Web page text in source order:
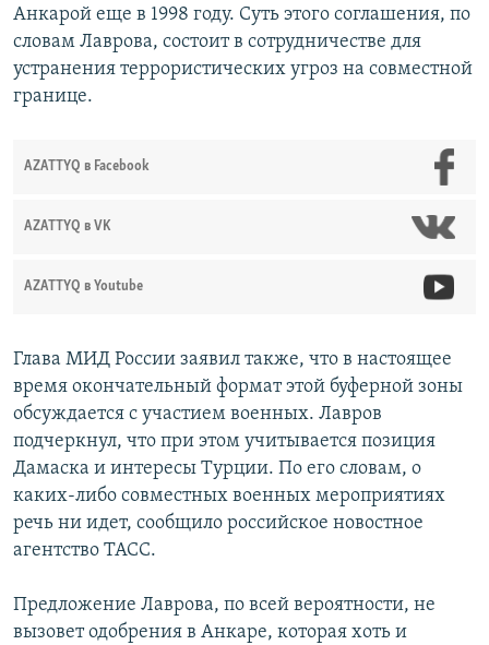
Анкарой еще в 1998 году. Суть этого соглашения, по
словам Лаврова, состоит в сотрудничестве для
устранения террористических угроз на совместной
границе.
AZATTYQ в Facebook
AZATTYQ в VK
AZATTYQ в Youtube
Глава МИД России заявил также, что в настоящее
время окончательный формат этой буферной зоны
обсуждается с участием военных. Лавров
подчеркнул, что при этом учитывается позиция
Дамаска и интересы Турции. По его словам, о
каких-либо совместных военных мероприятиях
речь ни идет, сообщило российское новостное
агентство ТАСС.
Предложение Лаврова, по всей вероятности, не
вызовет одобрения в Анкаре, которая хоть и